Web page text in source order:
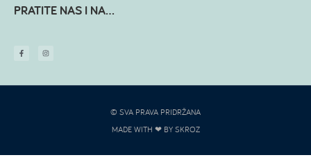
PRATITE NAS I NA...
© SVA PRAVA PRIDRŽANA
MADE WITH ❤ BY SKROZ